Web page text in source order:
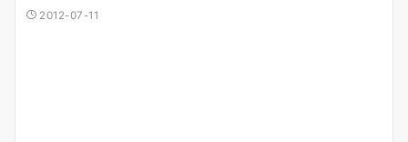
2012-07-11